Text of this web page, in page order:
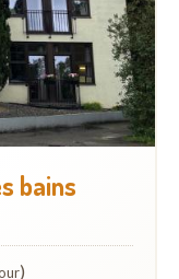
bains
)